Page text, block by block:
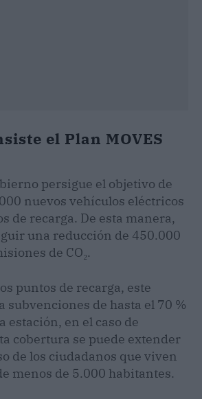
el Plan MOVES
persigue el objetivo de
nuevos vehículos eléctricos
de recarga. De esta manera,
una reducción de 450.000
de CO₂.
puntos de recarga, este
subvenciones de hasta el 70 %
estación, en el caso de
cobertura se puede extender
de los ciudadanos que viven
menos de 5.000 habitantes.